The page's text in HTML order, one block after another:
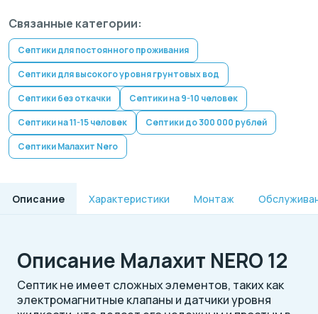
Связанные категории:
Септики для постоянного проживания
Септики для высокого уровня грунтовых вод
Септики без откачки
Септики на 9-10 человек
Септики на 11-15 человек
Септики до 300 000 рублей
Септики Малахит Nero
Описание Характеристики Монтаж
Описание Малахит NERO 12
Септик не имеет сложных элементов, таких как
электромагнитные клапаны и датчики уровня